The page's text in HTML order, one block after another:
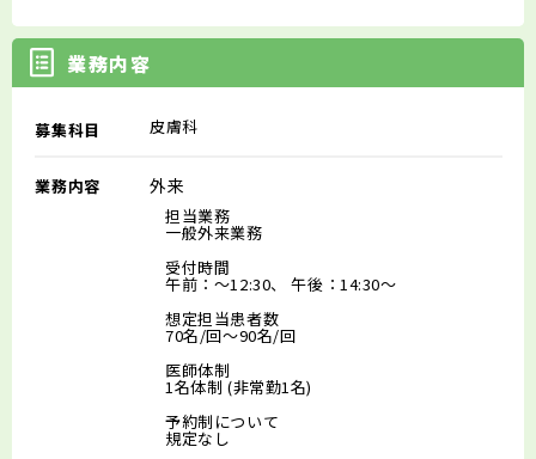
業務内容
募集科目 皮膚科
業務内容 外来
担当業務
一般外来業務
受付時間
午前：～12:30、 午後：14:30～
想定担当患者数
70名/回～90名/回
医師体制
1名体制 (非常勤1名)
予約制について
規定なし